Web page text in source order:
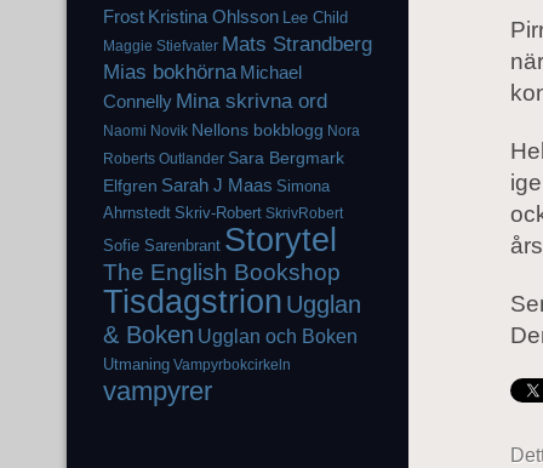
Frost Kristina Ohlsson Lee Child
Maggie Stiefvater Mats Strandberg
Mias bokhörna Michael
Connelly Mina skrivna ord
Naomi Novik Nellons bokblogg Nora
Roberts Outlander Sara Bergmark
Elfgren Sarah J Maas Simona
Ahrnstedt Skriv-Robert SkrivRobert
Sofie Sarenbrant Storytel
The English Bookshop
Tisdagstrion Ugglan
& Boken Ugglan och Boken
Utmaning Vampyrbokcirkeln
vampyrer